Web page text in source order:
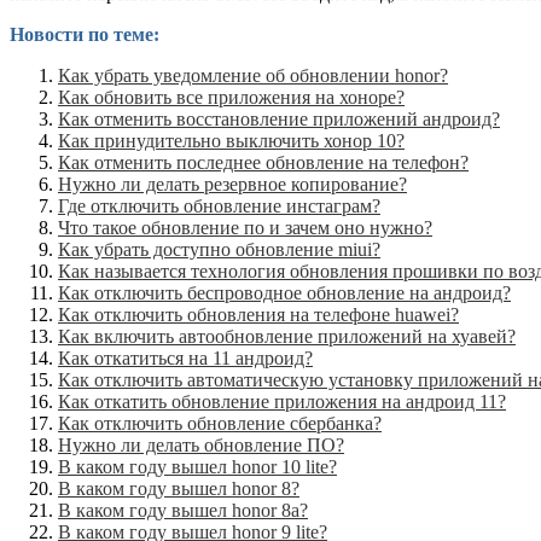
Новости по теме:
Как убрать уведомление об обновлении honor?
Как обновить все приложения на хоноре?
Как отменить восстановление приложений андроид?
Как принудительно выключить хонор 10?
Как отменить последнее обновление на телефон?
Нужно ли делать резервное копирование?
Где отключить обновление инстаграм?
Что такое обновление по и зачем оно нужно?
Как убрать доступно обновление miui?
Как называется технология обновления прошивки по
Как отключить беспроводное обновление на андроид?
Как отключить обновления на телефоне huawei?
Как включить автообновление приложений на хуавей?
Как откатиться на 11 андроид?
Как отключить автоматическую установку приложений
Как откатить обновление приложения на андроид 11?
Как отключить обновление сбербанка?
Нужно ли делать обновление ПО?
В каком году вышел honor 10 lite?
В каком году вышел honor 8?
В каком году вышел honor 8a?
В каком году вышел honor 9 lite?